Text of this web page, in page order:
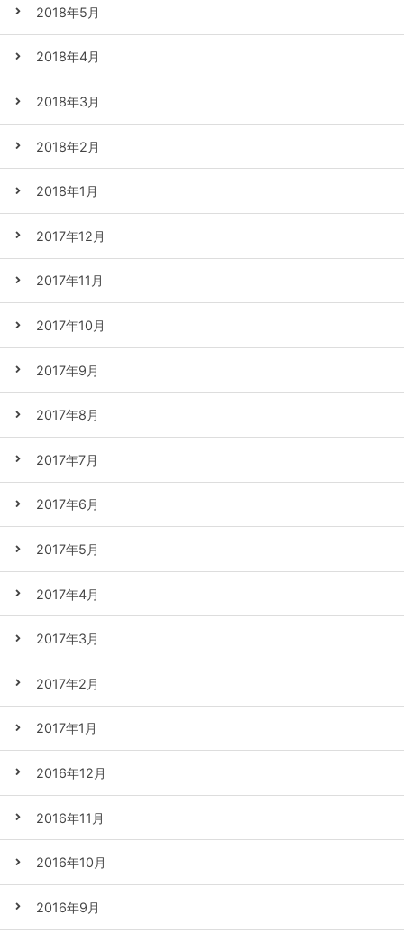
2018年5月
2018年4月
2018年3月
2018年2月
2018年1月
2017年12月
2017年11月
2017年10月
2017年9月
2017年8月
2017年7月
2017年6月
2017年5月
2017年4月
2017年3月
2017年2月
2017年1月
2016年12月
2016年11月
2016年10月
2016年9月